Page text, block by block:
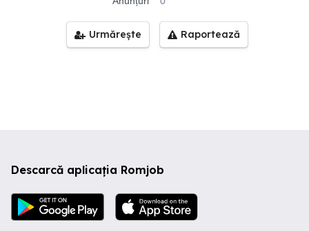
Urmărește Raportează
Descarcă aplicația Romjob